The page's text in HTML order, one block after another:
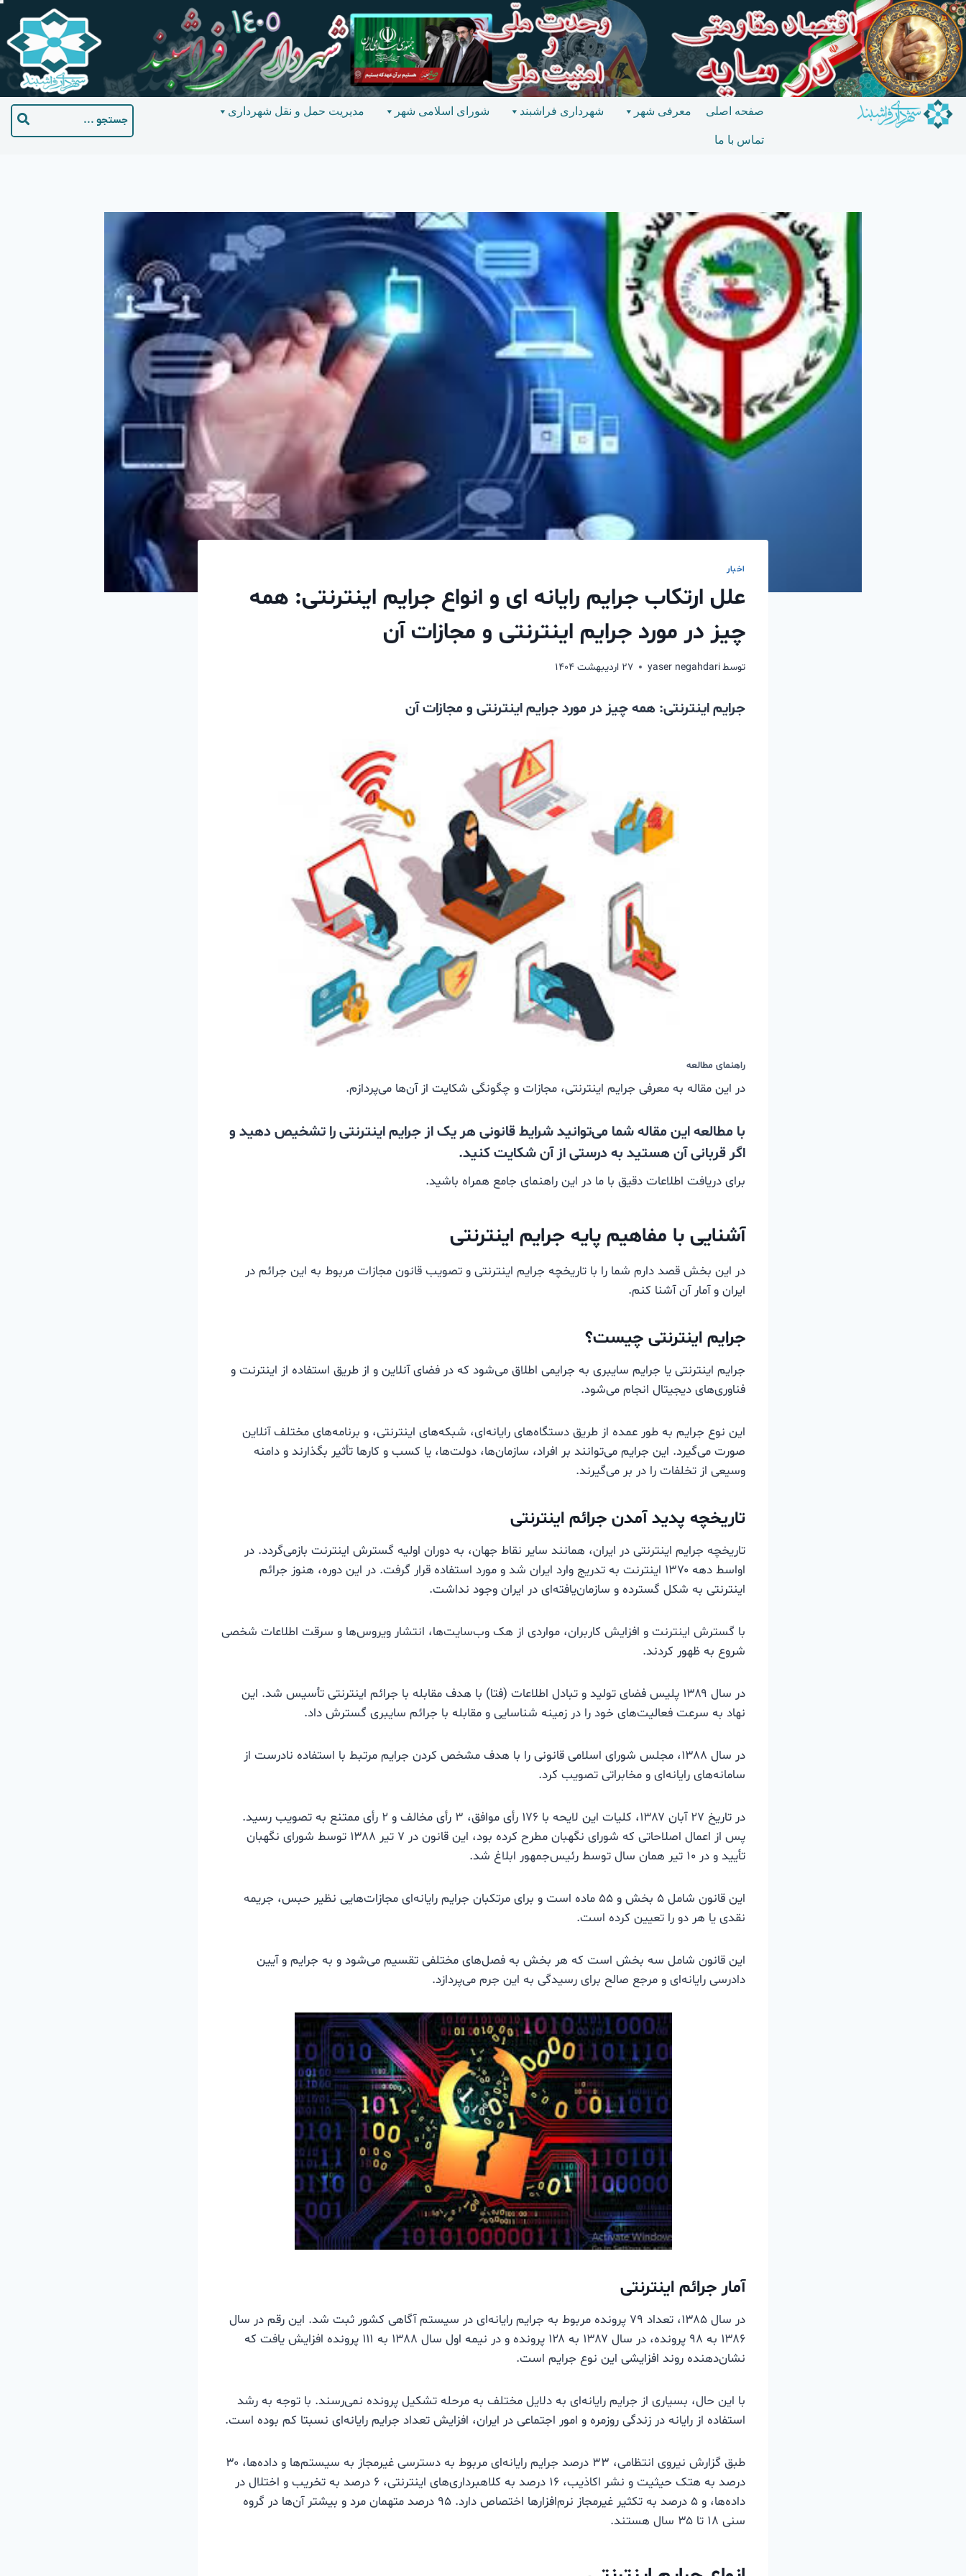
معرفی شهر صفحه اصلی شهرداری فراشبند شورای اسلامی شهر مدیریت حمل و نقل شهرداری
تماس با ما
اخبار
علل ارتکاب جرایم رایانه ای و انواع جرایم اینترنتی: همه
چیز در مورد جرایم اینترنتی و مجازات آن
توسطyaser negahdari ۲۷ اردیبهشت ۱۴۰۴
جرایم اینترنتی: همه چیز در مورد جرایم اینترنتی و مجازات آن
راهنمای مطالعه
در این مقاله به معرفی جرایم اینترنتی، مجازات و چگونگی شکایت از آن‌ها می‌پردازم.
با مطالعه این مقاله شما می‌توانید شرایط قانونی هر یک از جرایم اینترنتی را تشخیص دهید و
اگر قربانی آن هستید به درستی از آن شکایت کنید.
برای دریافت اطلاعات دقیق با ما در این راهنمای جامع همراه باشید.
آشنایی با مفاهیم پایه جرایم اینترنتی
در این بخش قصد دارم شما را با تاریخچه جرایم اینترنتی و تصویب قانون مجازات مربوط به این جرائم در
ایران و آمار آن آشنا کنم.
جرایم اینترنتی چیست؟
جرایم اینترنتی یا جرایم سایبری به جرایمی اطلاق می‌شود که در فضای آنلاین و از طریق استفاده از اینترنت و
فناوری‌های دیجیتال انجام می‌شود.
این نوع جرایم به‌ طور عمده از طریق دستگاه‌های رایانه‌ای، شبکه‌های اینترنتی، و برنامه‌های مختلف آنلاین
صورت می‌گیرد. این جرایم می‌توانند بر افراد، سازمان‌ها، دولت‌ها، یا کسب‌ و کارها تأثیر بگذارند و دامنه
وسیعی از تخلفات را در بر می‌گیرند.
تاریخچه پدید آمدن جرائم اینترنتی
تاریخچه جرایم اینترنتی در ایران، همانند سایر نقاط جهان، به دوران اولیه گسترش اینترنت بازمی‌گردد. در
اواسط دهه ۱۳۷۰ اینترنت به تدریج وارد ایران شد و مورد استفاده قرار گرفت. در این دوره، هنوز جرائم
اینترنتی به شکل گسترده و سازمان‌یافته‌ای در ایران وجود نداشت.
با گسترش اینترنت و افزایش کاربران، مواردی از هک وب‌سایت‌ها، انتشار ویروس‌ها و سرقت اطلاعات شخصی
شروع به ظهور کردند.
در سال ۱۳۸۹ پلیس فضای تولید و تبادل اطلاعات (فتا) با هدف مقابله با جرائم اینترنتی تأسیس شد. این
نهاد به سرعت فعالیت‌های خود را در زمینه شناسایی و مقابله با جرائم سایبری گسترش داد.
در سال ۱۳۸۸، مجلس شورای اسلامی قانونی را با هدف مشخص کردن جرایم مرتبط با استفاده نادرست از
سامانه‌های رایانه‌ای و مخابراتی تصویب کرد.
در تاریخ ۲۷ آبان ۱۳۸۷، کلیات این لایحه با ۱۷۶ رأی موافق، ۳ رأی مخالف و ۲ رأی ممتنع به تصویب رسید.
پس از اعمال اصلاحاتی که شورای نگهبان مطرح کرده بود، این قانون در ۷ تیر ۱۳۸۸ توسط شورای نگهبان
تأیید و در ۱۰ تیر همان سال توسط رئیس‌جمهور ابلاغ شد.
این قانون شامل ۵ بخش و ۵۵ ماده است و برای مرتکبان جرایم رایانه‌ای مجازات‌هایی نظیر حبس، جریمه
نقدی یا هر دو را تعیین کرده است.
این قانون شامل سه بخش است که هر بخش به فصل‌های مختلفی تقسیم می‌شود و به جرایم و آیین
دادرسی رایانه‌ای و مرجع صالح برای رسیدگی به این جرم می‌پردازد.
آمار جرائم اینترنتی
در سال ۱۳۸۵، تعداد ۷۹ پرونده مربوط به جرایم رایانه‌ای در سیستم آگاهی کشور ثبت شد. این رقم در سال
۱۳۸۶ به ۹۸ پرونده، در سال ۱۳۸۷ به ۱۲۸ پرونده و در نیمه اول سال ۱۳۸۸ به ۱۱۱ پرونده افزایش یافت که
نشان‌دهنده روند افزایشی این نوع جرایم است.
با این حال، بسیاری از جرایم رایانه‌ای به دلایل مختلف به مرحله تشکیل پرونده نمی‌رسند. با توجه به رشد
استفاده از رایانه در زندگی روزمره و امور اجتماعی در ایران، افزایش تعداد جرایم رایانه‌ای نسبتا کم بوده است.
طبق گزارش نیروی انتظامی، ۳۳ درصد جرایم رایانه‌ای مربوط به دسترسی غیرمجاز به سیستم‌ها و داده‌ها، ۳۰
درصد به هتک حیثیت و نشر اکاذیب، ۱۶ درصد به کلاهبرداری‌های اینترنتی، ۶ درصد به تخریب و اختلال در
داده‌ها، و ۵ درصد به تکثیر غیرمجاز نرم‌افزارها اختصاص دارد. ۹۵ درصد متهمان مرد و بیشتر آن‌ها در گروه
سنی ۱۸ تا ۳۵ سال هستند.